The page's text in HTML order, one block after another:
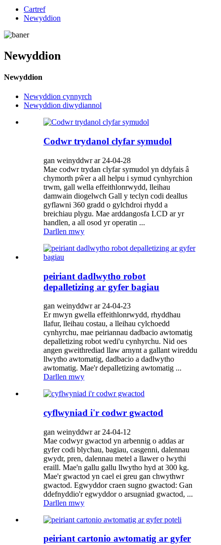
Cartref
Newyddion
Newyddion
Newyddion
Newyddion cynnyrch
Newyddion diwydiannol
Codwr trydanol clyfar symudol
gan weinyddwr ar 24-04-28
Mae codwr trydan clyfar symudol yn ddyfais â
chymorth pŵer a all helpu i symud cynhyrchion
trwm, gall wella effeithlonrwydd, lleihau
damwain diogelwch Gall y teclyn codi deallus
gyflawni 360 gradd o gylchdroi rhydd a
breichiau plygu. Mae arddangosfa LCD ar yr
handlen, a all osod yr operatin ...
Darllen mwy
peiriant dadlwytho robot
depalletizing ar gyfer bagiau
gan weinyddwr ar 24-04-23
Er mwyn gwella effeithlonrwydd, rhyddhau
llafur, lleihau costau, a lleihau cylchoedd
cynhyrchu, mae peiriannau dadbacio awtomatig
depalletizing robot wedi'u cynhyrchu. Nid oes
angen gweithrediad llaw arnynt a gallant wireddu
llwytho awtomatig, dadbacio a dadlwytho
awtomatig. Mae'r depalletizing awtomatig ...
Darllen mwy
cyflwyniad i'r codwr gwactod
gan weinyddwr ar 24-04-12
Mae codwyr gwactod yn arbennig o addas ar
gyfer codi blychau, bagiau, casgenni, dalennau
gwydr, pren, dalennau metel a llawer o lwythi
eraill. Mae'n gallu gallu llwytho hyd at 300 kg.
Mae'r gwactod yn cael ei greu gan chwythwr
gwactod. Egwyddor craen sugno gwactod: Gan
ddefnyddio'r egwyddor o arsugniad gwactod, ...
Darllen mwy
peiriant cartonio awtomatig ar gyfer